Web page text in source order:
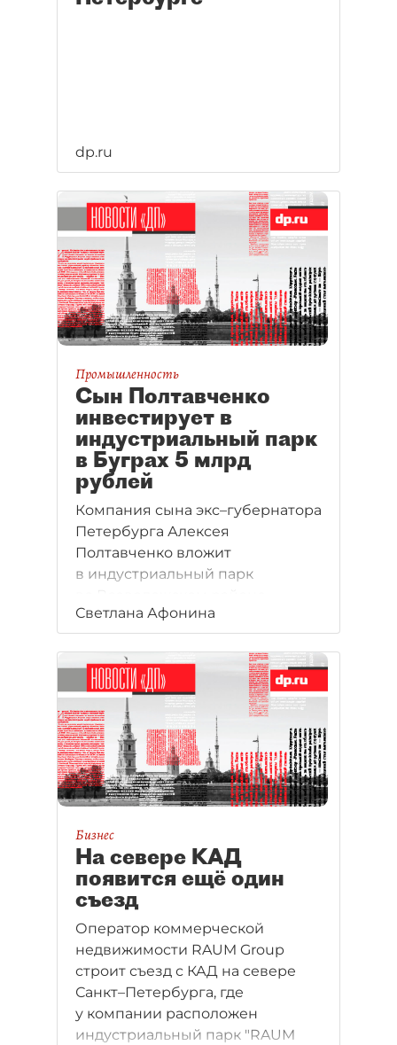
dp.ru
Промышленность
Сын Полтавченко
инвестирует в
индустриальный парк
в Буграх 5 млрд
рублей
Компания сына экс–губернатора
Петербурга Алексея
Полтавченко вложит
в индустриальный парк
Ленинградской области около
5 млрд рублей.
Светлана Афонина
Бизнес
На севере КАД
появится ещё один
съезд
Оператор коммерческой
недвижимости RAUM Group
строит съезд с КАД на севере
Санкт–Петербурга, где
у компании расположен
индустриальный парк "RAUM